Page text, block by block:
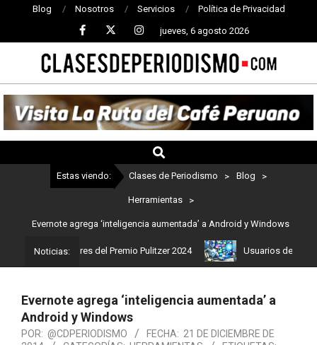
Blog Nosotros Servicios Política de Privacidad
jueves, 6 agosto 2026
CLASES
DE
PERIODISMO
Estas viendo: Clases de Periodismo > Blog >
Herramientas >
Evernote agrega ‘inteligencia aumentada’ a Android y Windows
Noticias:
los ganadores del Premio Pulitzer 2024 Usuarios de
Evernote agrega ‘inteligencia aumentada’ a
Android y Windows
POR: @CDPERIODISMO FECHA: 21 DE DICIEMBRE DE